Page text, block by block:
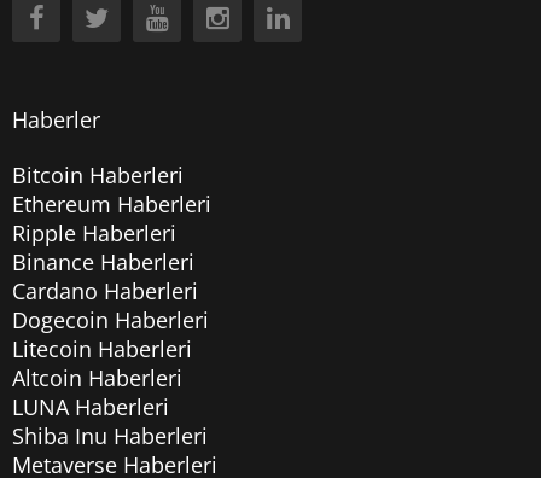
Haberler
Bitcoin Haberleri
Ethereum Haberleri
Ripple Haberleri
Binance Haberleri
Cardano Haberleri
Dogecoin Haberleri
Litecoin Haberleri
Altcoin Haberleri
LUNA Haberleri
Shiba Inu Haberleri
Metaverse Haberleri